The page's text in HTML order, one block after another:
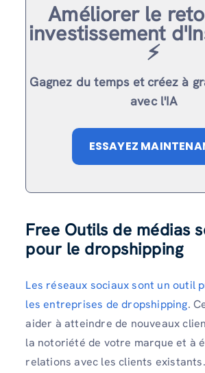
Améliorer le
investissement
⚡️
Gagnez du temps et créez à
avec l'IA
ESSAYEZ
Free Outils de médias
pour le dropshipping
Les réseaux sociaux sont un outil
les entreprises de dropshipping.
aider à atteindre de nouveaux
la notoriété de votre marque et à
relations avec les clients